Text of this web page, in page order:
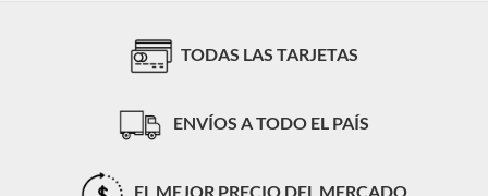
TODAS LAS TARJETAS
ENVÍOS A TODO EL PAÍS
EL MEJOR PRECIO DEL MERCADO